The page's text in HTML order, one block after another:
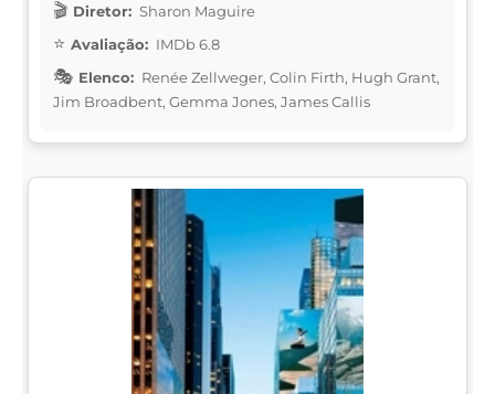
Diretor: Sharon Maguire
Avaliação: IMDb 6.8
Elenco: Renée Zellweger, Colin Firth, Hugh Grant,
Jim Broadbent, Gemma Jones, James Callis